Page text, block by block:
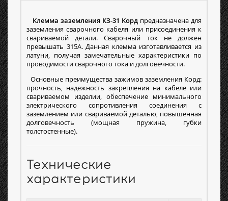
Клемма заземления КЗ-31 Корд предназначена для
заземления сварочного кабеля или присоединения к
свариваемой детали. Сварочный ток не должен
превышать 315А. Данная клемма изготавливается из
латуни, получая замечательные характеристики по
проводимости сварочного тока и долговечности.
Основные преимущества зажимов заземления Корд:
прочность, надежность закрепления на кабеле или
свариваемом изделии, обеспечение минимального
электрического сопротивления соединения с
заземлением или свариваемой деталью, повышенная
долговечность (мощная пружина, губки
толстостенные).
Технические
характеристики